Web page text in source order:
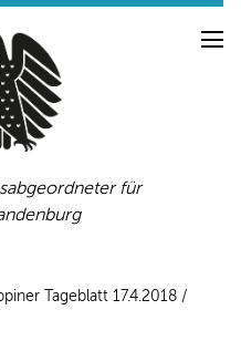
für
Tageblatt 17.4.2018 /